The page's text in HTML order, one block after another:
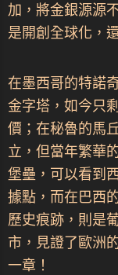
加，將金銀源源
是開創全球化，
在墨西哥的特諾
金字塔，如今只
價；在秘魯的馬
立，但當年繁華
堡壘，可以看到
據點，而在巴西
歷史痕跡，則是
市，見證了歐洲
一章！